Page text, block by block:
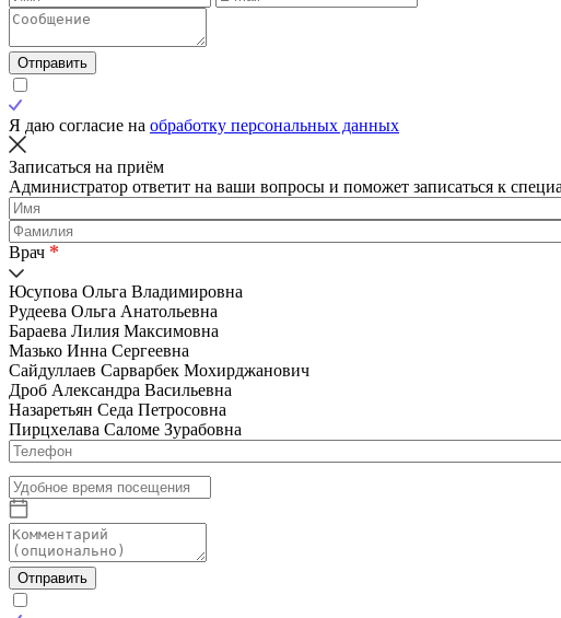
Отправить
Я даю согласие на обработку персональных данных
Записаться на приём
Администратор ответит на ваши вопросы и поможет записаться к
Врач *
Юсупова Ольга Владимировна
Рудеева Ольга Анатольевна
Бараева Лилия Максимовна
Мазько Инна Сергеевна
Сайдуллаев Сарварбек Мохирджанович
Дроб Александра Васильевна
Назаретьян Седа Петросовна
Пирцхелава Саломе Зурабовна
Отправить